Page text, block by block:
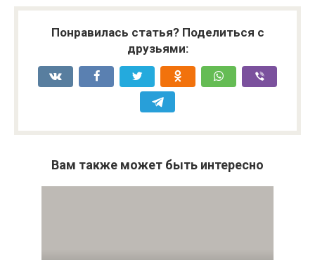
Понравилась статья? Поделиться с
друзьями:
Вам также может быть интересно